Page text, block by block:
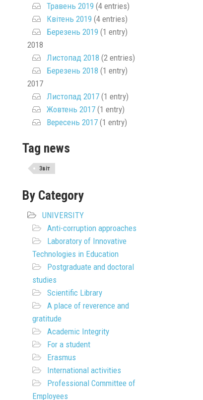
Травень 2019 (4 entries)
Квітень 2019 (4 entries)
Березень 2019 (1 entry)
2018
Листопад 2018 (2 entries)
Березень 2018 (1 entry)
2017
Листопад 2017(1 entry)
Жовтень 2017(1 entry)
Вересень 2017(1 entry)
Tag news
Звіт
By Category
UNIVERSITY
Anti-corruption approaches
Laboratory of Innovative
Technologies in Education
Postgraduate and doctoral
studies
Scientific Library
A place of reverence and
gratitude
Academic Integrity
For a student
Erasmus
International activities
Professional Committee of
Employees